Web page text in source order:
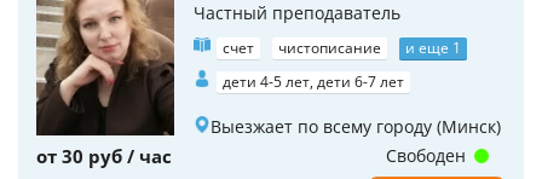
Частный преподаватель
счет чистописание
и еще 1
дети 4-5 лет, дети 6-7 лет
Выезжает по всему городу (Минск)
от 30 руб / час Свободен